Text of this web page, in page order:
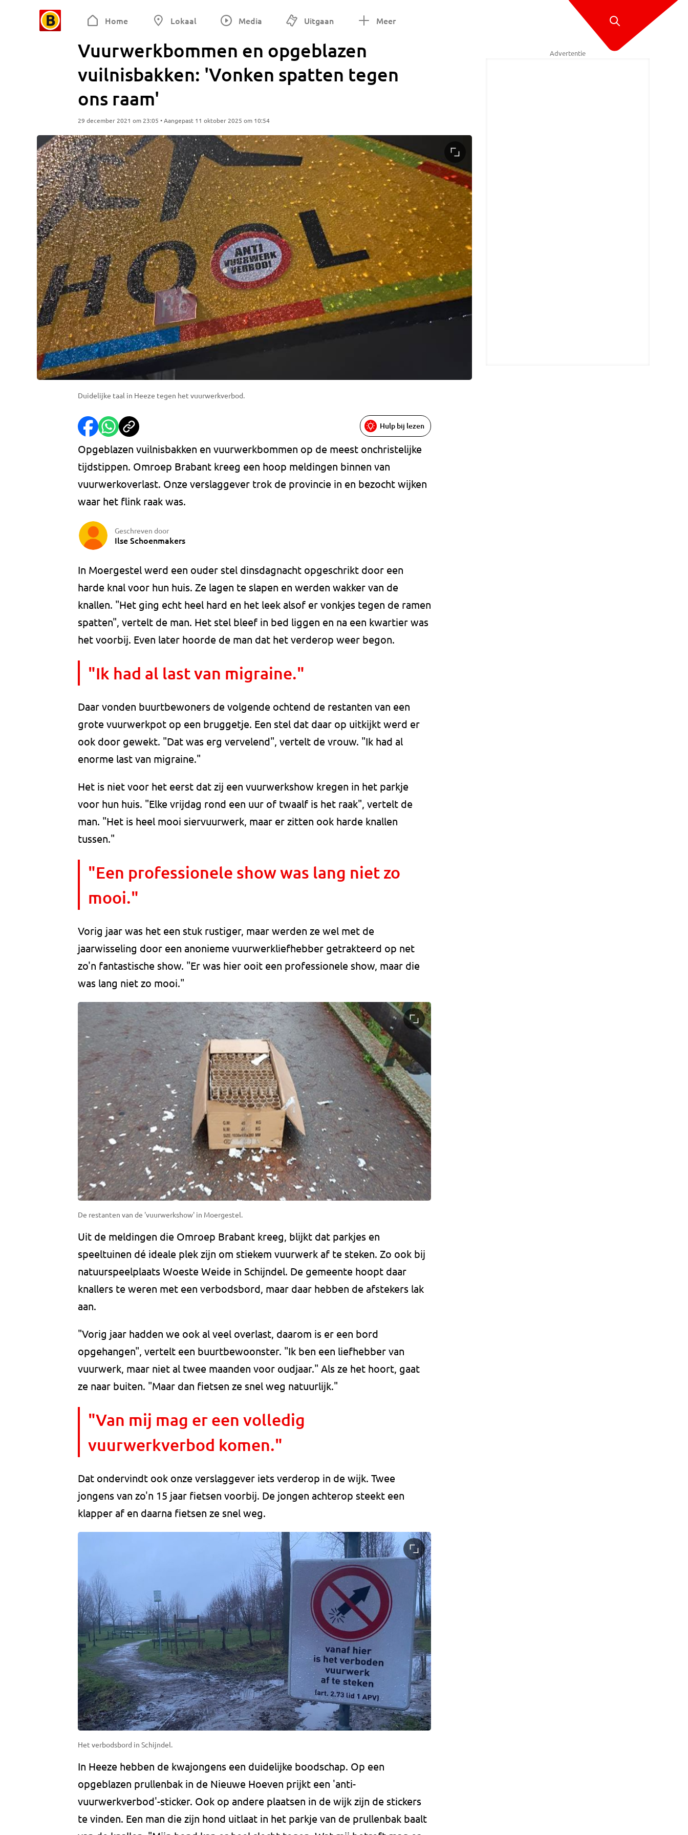
Home Lokaal Media Uitgaan Meer
Vuurwerkbommen en opgeblazen
vuilnisbakken: 'Vonken spatten tegen
ons raam'
29 december 2021 om 23:05 • Aangepast 11 oktober 2025 om 10:54
Duidelijke taal in Heeze tegen het vuurwerkverbod.
Hulp bij lezen
Opgeblazen vuilnisbakken en vuurwerkbommen op de meest onchristelijke
tijdstippen. Omroep Brabant kreeg een hoop meldingen binnen van
vuurwerkoverlast. Onze verslaggever trok de provincie in en bezocht wijken
waar het flink raak was.
Geschreven door
Ilse Schoenmakers
In Moergestel werd een ouder stel dinsdagnacht opgeschrikt door een
harde knal voor hun huis. Ze lagen te slapen en werden wakker van de
knallen. "Het ging echt heel hard en het leek alsof er vonkjes tegen de ramen
spatten", vertelt de man. Het stel bleef in bed liggen en na een kwartier was
het voorbij. Even later hoorde de man dat het verderop weer begon.
"Ik had al last van migraine."
Daar vonden buurtbewoners de volgende ochtend de restanten van een
grote vuurwerkpot op een bruggetje. Een stel dat daar op uitkijkt werd er
ook door gewekt. "Dat was erg vervelend", vertelt de vrouw. "Ik had al
enorme last van migraine."
Het is niet voor het eerst dat zij een vuurwerkshow kregen in het parkje
voor hun huis. "Elke vrijdag rond een uur of twaalf is het raak", vertelt de
man. "Het is heel mooi siervuurwerk, maar er zitten ook harde knallen
tussen."
"Een professionele show was lang niet zo
mooi."
Vorig jaar was het een stuk rustiger, maar werden ze wel met de
jaarwisseling door een anonieme vuurwerkliefhebber getrakteerd op net
zo'n fantastische show. "Er was hier ooit een professionele show, maar die
was lang niet zo mooi."
De restanten van de 'vuurwerkshow' in Moergestel.
Uit de meldingen die Omroep Brabant kreeg, blijkt dat parkjes en
speeltuinen dé ideale plek zijn om stiekem vuurwerk af te steken. Zo ook bij
natuurspeelplaats Woeste Weide in Schijndel. De gemeente hoopt daar
knallers te weren met een verbodsbord, maar daar hebben de afstekers lak
aan.
"Vorig jaar hadden we ook al veel overlast, daarom is er een bord
opgehangen", vertelt een buurtbewoonster. "Ik ben een liefhebber van
vuurwerk, maar niet al twee maanden voor oudjaar." Als ze het hoort, gaat
ze naar buiten. "Maar dan fietsen ze snel weg natuurlijk."
"Van mij mag er een volledig
vuurwerkverbod komen."
Dat ondervindt ook onze verslaggever iets verderop in de wijk. Twee
jongens van zo'n 15 jaar fietsen voorbij. De jongen achterop steekt een
klapper af en daarna fietsen ze snel weg.
Het verbodsbord in Schijndel.
In Heeze hebben de kwajongens een duidelijke boodschap. Op een
opgeblazen prullenbak in de Nieuwe Hoeven prijkt een 'anti-
vuurwerkverbod'-sticker. Ook op andere plaatsen in de wijk zijn de stickers
te vinden. Een man die zijn hond uitlaat in het parkje van de prullenbak baalt
Advertentie